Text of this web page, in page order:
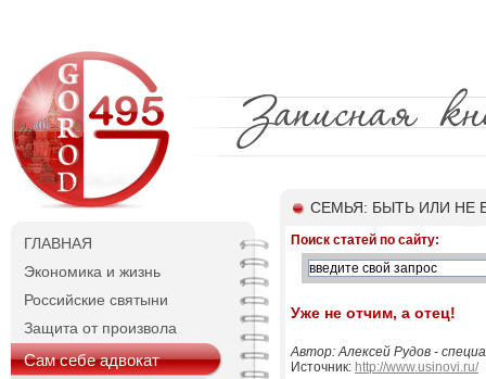
ГЛАВНАЯ
Экономика и жизнь
Российские святыни
Защита от произвола
Сам себе адвокат
СЕМЬЯ: БЫТЬ ИЛИ НЕ
Поиск статей по сайту:
Уже не отчим, а отец!
Автор: Алексей Рудов -
Источник: http://www.usinovi.ru/